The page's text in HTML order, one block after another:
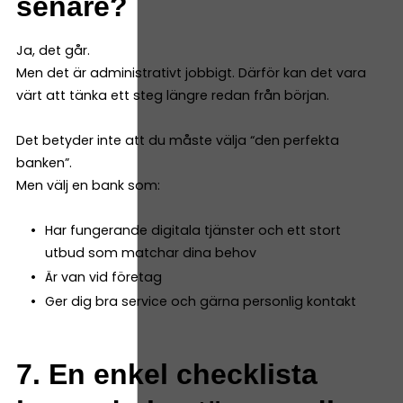
Ja, det går.
Men det är administrativt jobbigt. Därför kan det vara
värt att tänka ett steg längre redan från början.
Det betyder inte att du måste välja “den perfekta
banken”.
Men välj en bank som:
Har fungerande digitala tjänster och ett stort
utbud som matchar dina behov
Är van vid företag
Ger dig bra service och gärna personlig kontakt
7. En enkel checklista